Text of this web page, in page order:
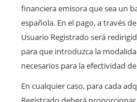
financiera emisora que sea un
española. En el pago, a través
Usuario Registrado será
para que introduzca la
necesarios para la efectividad
En cualquier caso, para cada